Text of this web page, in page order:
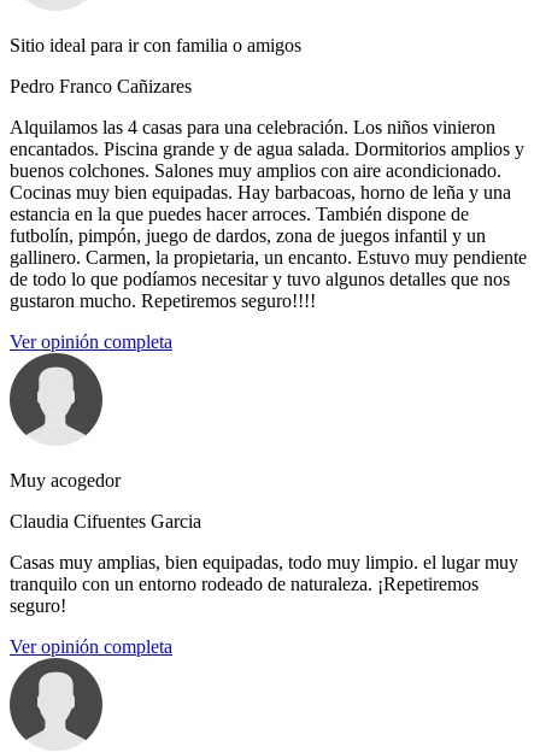
Sitio ideal para ir con familia o amigos
Pedro Franco Cañizares
Alquilamos las 4 casas para una celebración. Los niños vinieron
encantados. Piscina grande y de agua salada. Dormitorios amplios y
buenos colchones. Salones muy amplios con aire acondicionado.
Cocinas muy bien equipadas. Hay barbacoas, horno de leña y una
estancia en la que puedes hacer arroces. También dispone de
futbolín, pimpón, juego de dardos, zona de juegos infantil y un
gallinero. Carmen, la propietaria, un encanto. Estuvo muy pendiente
de todo lo que podíamos necesitar y tuvo algunos detalles que nos
gustaron mucho. Repetiremos seguro!!!!
Ver opinión completa
Muy acogedor
Claudia Cifuentes Garcia
Casas muy amplias, bien equipadas, todo muy limpio. el lugar muy
tranquilo con un entorno rodeado de naturaleza. ¡Repetiremos
seguro!
Ver opinión completa